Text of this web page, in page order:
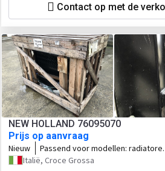
Contact op met de
NEW HOLLAND 76095070
Prijs op aanvraag
Nieuw Passend voor modellen: radiatore
acqua New Holland D180
Italië, Croce Grossa